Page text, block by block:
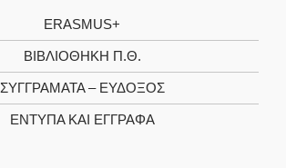
ERASMUS+
ΒΙΒΛΙΟΘΉΚΗ Π.Θ.
ΣΥΓΓΡΆΜΑΤΑ – ΕΎΔΟΞΟΣ
ΈΝΤΥΠΑ ΚΑΙ ΈΓΓΡΑΦΑ